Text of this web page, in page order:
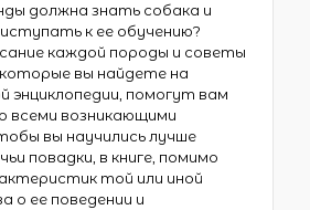
должна знать собака и
к ее обучению?
каждой породы и советы
вы найдете на
энциклопедии, помогут вам
всеми возникающими
вы научились лучше
повадки, в книге, помимо
той или иной
о ее поведении и